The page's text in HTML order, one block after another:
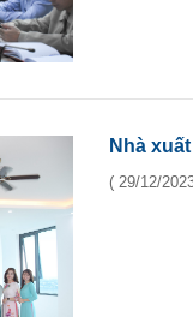
Nhà
( 29/12/